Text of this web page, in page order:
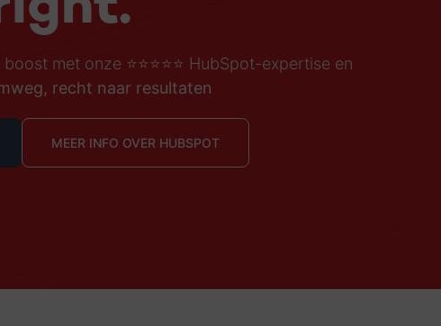
met onze ⭐️⭐️⭐️⭐️⭐️ HubSpot-expertise en
recht naar resultaten
MEER INFO OVER HUBSPOT